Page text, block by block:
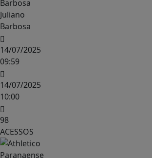
Juliano
Barbosa
14/07/2025
09:59
14/07/2025
10:00
98
ACESSOS